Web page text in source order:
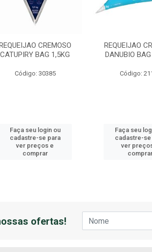
CREMOSO
CATUPIRY BAG 1,5KG
Código: 30385
Faça seu login ou
cadastre-se para
ver preços e
comprar
REQUEIJAO
DANUBIO
Código:
Faça seu
cadastre-se
ver
ofertas!